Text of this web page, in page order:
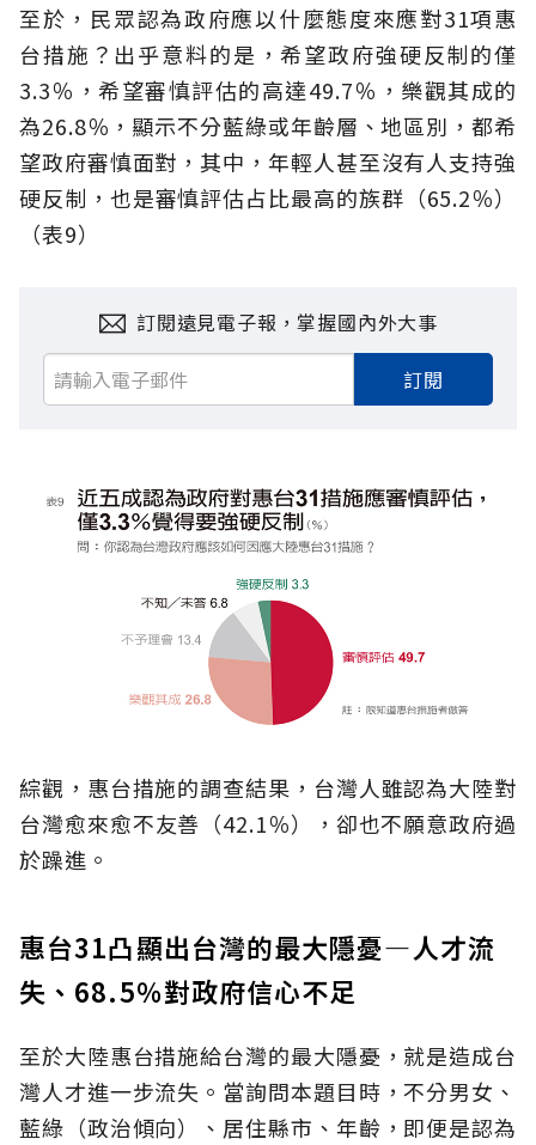
至於，民眾認為政府應以什麼態度來應對31項惠
台措施？出乎意料的是，希望政府強硬反制的僅
3.3％，希望審慎評估的高達49.7％，樂觀其成的
為26.8％，顯示不分藍綠或年齡層、地區別，都希
望政府審慎面對，其中，年輕人甚至沒有人支持強
硬反制，也是審慎評估占比最高的族群（65.2％）
（表9）
訂閱遠見電子報，掌握國內外大事
訂閱
綜觀，惠台措施的調查結果，台灣人雖認為大陸對
台灣愈來愈不友善（42.1％），卻也不願意政府過
於躁進。
惠台31凸顯出台灣的最大隱憂—人才流
失、68.5％對政府信心不足
至於大陸惠台措施給台灣的最大隱憂，就是造成台
灣人才進一步流失。當詢問本題目時，不分男女、
藍綠（政治傾向）、居住縣市、年齡，即便是認為